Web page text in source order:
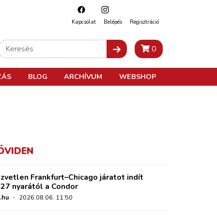
Kapcsolat Belépés Regisztráció
0
BLOG ARCHÍVUM WEBSHOP
Frankfurt–Chicago járatot indít
nyarától a Condor
· 2026.08.06. 11:50